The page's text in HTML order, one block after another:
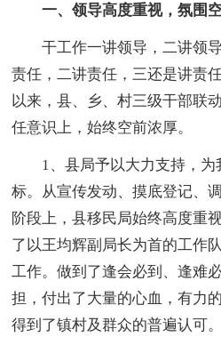
一、领导高度重视，氛围
干工作一讲领导，二讲领导
责任，二讲责任，三还是讲责
以来，县、乡、村三级干部联
任意识上，始终空前浓厚。
1、县局予以大力支持，为
标。从宣传发动、摸底登记、
阶段上，县移民局始终高度重
了以王均辉副局长为首的工作
工作。做到了逢会必到、逢难
担，付出了大量的心血，有力
得到了镇村及群众的普遍认可。